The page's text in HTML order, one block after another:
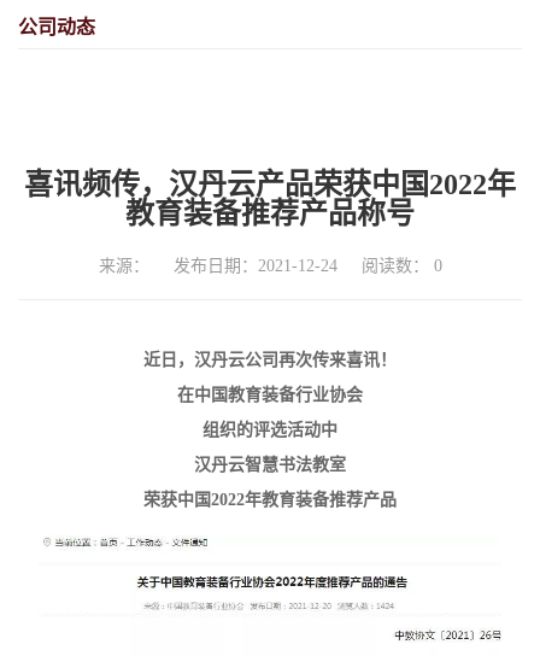
公司动态
喜讯频传，汉丹云产品荣获中国2022年
教育装备推荐产品称号
来源： 发布日期：2021-12-24 阅读数： 0
近日，汉丹云公司再次传来喜讯！
在中国教育装备行业协会
组织的评选活动中
汉丹云智慧书法教室
荣获中国2022年教育装备推荐产品